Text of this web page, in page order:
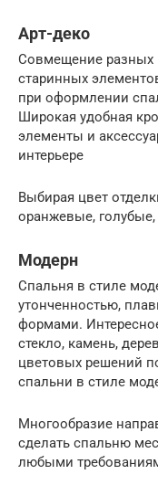
Арт-деко
Совмещение разных
старинных
при оформлении
Широкая удобная
элементы и
интерьере
Выбирая цвет
оранжевые,
Модерн
Спальня в стиле
утонченностью,
формами.
стекло, камень,
цветовых решений
спальни в стиле
Многообразие
сделать спальню
любыми